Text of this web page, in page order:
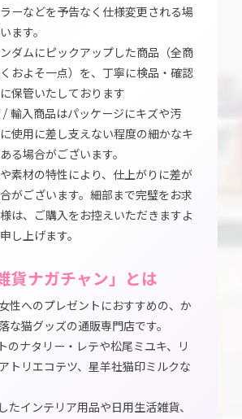
ーなどを予告なく仕様変更される場
ます。
ダムにピックアップした商品（全商
およそ一点）を、丁寧に検品・確認
保管いたしております
/ 輸入商品はパッケージにキズや汚
使用に差し支えない程度の細かなキ
る場合がございます。
素材の特性により、仕上がりに差が
がございます。細部まで完璧をお求
は、ご購入をお控えいただきますよ
し上げます。
貨ナガチャン」とは
性へのプレゼントにおすすめの、か
な猫グッズの通販専門店です。
のナタリー・レテや松尾ミユキ、リ
トリエコテツ、星羊社猫印ミルクな
たインテリア用品や日用生活雑貨、